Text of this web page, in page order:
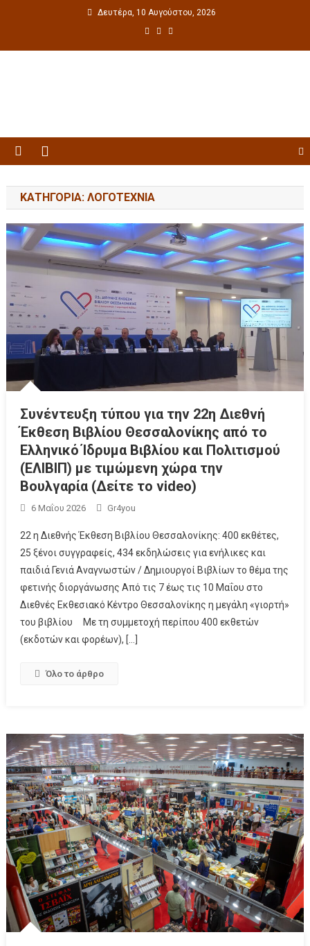
Δευτέρα, 10 Αυγούστου, 2026
ΚΑΤΗΓΟΡΊΑ: ΛΟΓΟΤΕΧΝΊΑ
Συνέντευξη τύπου για την 22η Διεθνή
Έκθεση Βιβλίου Θεσσαλονίκης από το
Ελληνικό Ίδρυμα Βιβλίου και Πολιτισμού
(ΕΛΙΒΙΠ) με τιμώμενη χώρα την
Βουλγαρία (Δείτε το video)
6 Μαΐου 2026 Gr4you
22 η Διεθνής Έκθεση Βιβλίου Θεσσαλονίκης: 400 εκθέτες,
25 ξένοι συγγραφείς, 434 εκδηλώσεις για ενήλικες και
παιδιά Γενιά Αναγνωστών / Δημιουργοί Βιβλίων το θέμα της
φετινής διοργάνωσης Από τις 7 έως τις 10 Μαΐου στο
Διεθνές Εκθεσιακό Κέντρο Θεσσαλονίκης η μεγάλη «γιορτή»
του βιβλίου Με τη συμμετοχή περίπου 400 εκθετών
(εκδοτών και φορέων), […]
Όλο το άρθρο